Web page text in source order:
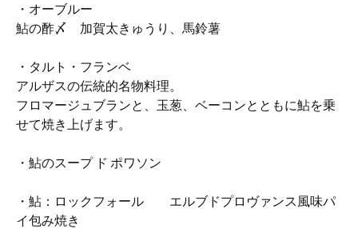
・オーブルー
鮎の酢〆 加賀太きゅうり、馬鈴薯
・タルト・フランベ
アルザスの伝統的名物料理。
フロマージュブランと、玉葱、ベーコンとともに鮎を乗
せて焼き上げます。
・鮎のスープ ド ポワソン
・鮎：ロックフォール エルブドプロヴァンス風味パ
イ包み焼き